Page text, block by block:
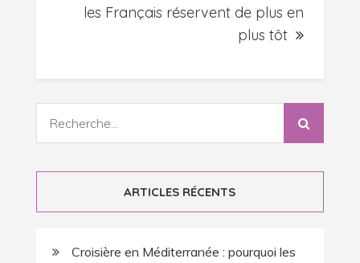
les Français réservent de plus en
plus tôt
ARTICLES RÉCENTS
Croisière en Méditerranée : pourquoi les